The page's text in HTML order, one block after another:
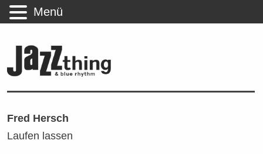
Fred Hersch
Laufen lassen
Menü